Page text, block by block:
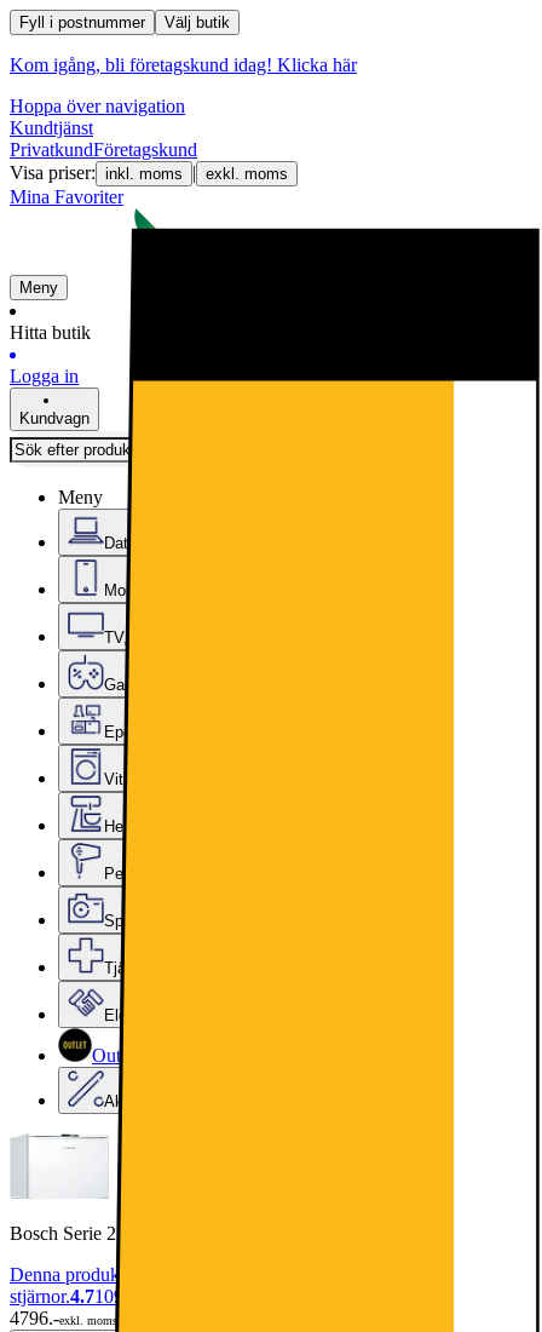
Fyll i postnummer Välj butik
Kom igång, bli företagskund idag! Klicka här
Hoppa över navigation
Kundtjänst
PrivatkundFöretagskund
Visa priser: inkl. moms | exkl. moms
Mina Favoriter
Meny
Hitta butik
Logga in
Kundvagn
Meny
Datorer & Kontor
Mobiler, Tablets & Smartklockor
TV, Ljud & Smart Hem
Gaming
Epoq Kök & Tvättstuga
Vitvaror
Hem, Hushåll & Trädgård
Personvård, Hälsa & Skönhet
Sport & Fritid
Tjänster & Tillbehör
Elgiganten Företag
Outlet
Aktuell kampanj
Bosch Serie 2 Kylskåp med frysfack KTL15NWEB (vit)
Denna produkt har blivit bedömd som 4.7 av 5 möjliga
stjärnor.4.71094
4796.-exkl. moms